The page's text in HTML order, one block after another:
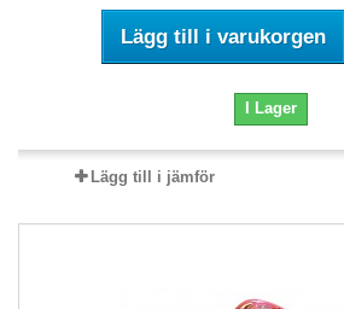
Lägg till i varukorgen
I Lager
Lägg till i jämför